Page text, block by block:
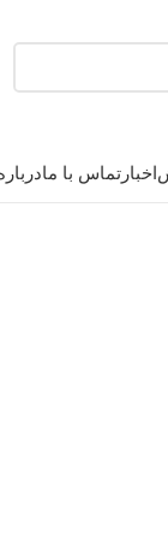
اخبار تماس با ما